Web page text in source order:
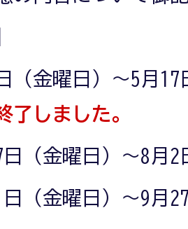
（金曜日）～5月
了しました。
（金曜日）～8月2
（金曜日）～9月